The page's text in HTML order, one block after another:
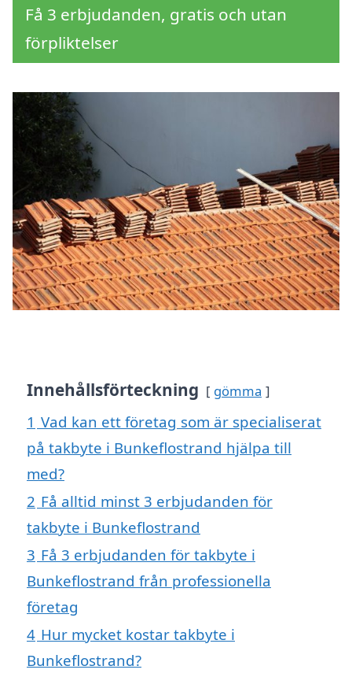
Få 3 erbjudanden, gratis och utan
förpliktelser
Innehållsförteckning gömma
1 Vad kan ett företag som är specialiserat
på takbyte i Bunkeflostrand hjälpa till
med?
2 Få alltid minst 3 erbjudanden för
takbyte i Bunkeflostrand
3 Få 3 erbjudanden för takbyte i
Bunkeflostrand från professionella
företag
4 Hur mycket kostar takbyte i
Bunkeflostrand?